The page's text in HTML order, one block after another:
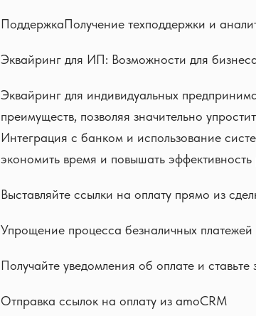
ПоддержкаПолучение техподдержки и
Эквайринг для ИП: Возможности для
Эквайринг для индивидуальных
преимуществ, позволяя значительно
Интеграция с банком и использование
экономить время и повышать эффективность
Выставляйте ссылки на оплату прямо из
Упрощение процесса безналичных платежей
Получайте уведомления об оплате и
Отправка ссылок на оплату из amoCRM